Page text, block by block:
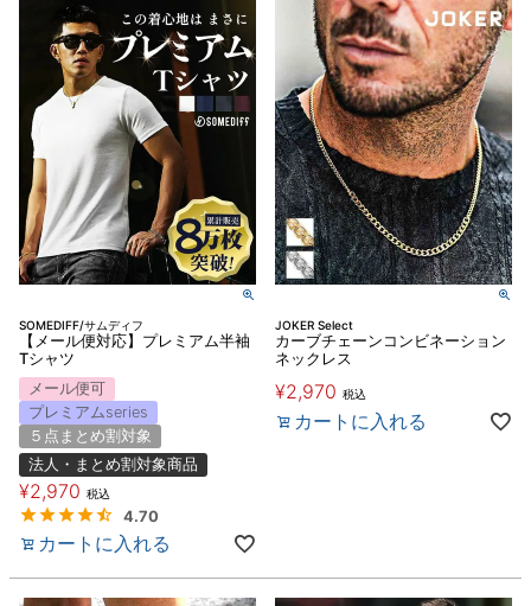
SOMEDIFF/サムディフ
【メール便対応】プレミアム半袖
Tシャツ
メール便可
プレミアムseries
５点まとめ割対象
法人・まとめ割対象商品
¥2,970 税込
4.70
カートに入れる
JOKER Select
カーブチェーンコンビネーション
ネックレス
¥2,970 税込
カートに入れる